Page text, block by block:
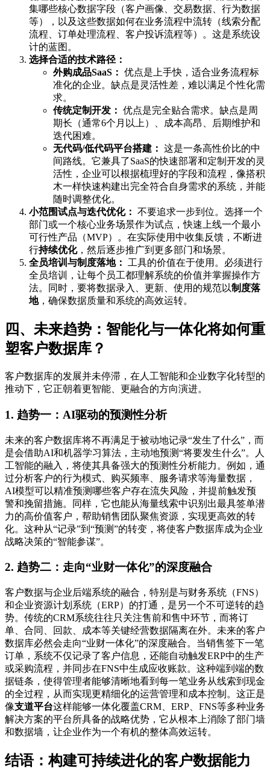
集哪些核心数据字段（客户画像、交易数据、行为数据
等），以及这些数据如何在业务流程中流转（线索分配
流程、订单处理流程、客户投诉流程等）。这是系统设
计的蓝图。
选择合适的技术路径：
外购成品SaaS： 优点是上手快，适合业务流程标
准化的企业。缺点是灵活性差，难以满足个性化需
求。
传统定制开发： 优点是完全贴合需求。缺点是周
期长（通常6个月以上）、成本高昂、后期维护和
迭代困难。
无代码/低代码平台搭建： 这是一条高性价比的中
间路线。它兼具了SaaS的快速部署和定制开发的灵
活性，企业可以根据梳理好的字段和流程，像搭积
木一样快速构建出完全符合自身需求的系统，并能
随时调整优化。
小范围试点与迭代优化： 不要追求一步到位。选择一个
部门或一个核心业务场景作为试点，快速上线一个最小
可行性产品（MVP）。在实际使用中收集反馈，不断进
行持续优化，然后逐步推广到更多部门和场景。
全员培训与制度落地：
工具的价值在于使用。必须进行
全员培训，让每个员工都理解系统的价值并掌握操作方
法。同时，要将数据录入、更新、使用的规范以制度落
地，确保数据质量和系统的高效运转。
四、未来趋势：智能化与一体化将如何重
塑客户数据库？
客户数据库的发展并未停滞，在人工智能和企业数字化转型的
推动下，它正朝着更智能、更融合的方向演进。
1. 趋势一：AI驱动的预测性分析
未来的客户数据库将不再满足于被动地记录“发生了什么”，而
是会借助AI和机器学习算法，主动地预测“将要发生什么”。人
工智能的融入，将使其具备强大的预测性分析能力。例如，通
过分析客户的行为模式、购买频率、服务请求等海量数据，
AI模型可以精准预测哪些客户存在流失风险，并提前触发预
警和挽留措施。同样，它也能从海量线索中识别出最具签单潜
力的高价值客户，帮助销售团队聚焦资源，实现更高效的转
化。这种从“记录”到“预测”的转变，将使客户数据库成为企业
战略决策的“智能参谋”。
2. 趋势二：走向“业财一体化”的深度融合
客户数据与企业后端系统的融合，特别是与财务系统（FNS）
和企业资源计划系统（ERP）的打通，是另一个不可逆转的趋
势。传统的CRM系统往往只关注售前和售中环节，而将订
单、合同、回款、成本等关键经营数据隔离在外。未来的客户
数据库必然会走向“业财一体化”的深度融合。当销售签下一笔
订单，系统不仅记录了客户信息，还能自动触发ERP中的生产
或采购流程，并同步在FNS中生成应收账款。这种端到端的数
据链条，使得管理者能够清晰地看到每一笔业务从线索到现金
的全过程，从而实现更精细化的运营管理和成本控制。这正是
像支道平台这样能够一体化覆盖CRM、ERP、FNS等多种业务
解决方案的平台所具备的战略优势，它从根本上消除了部门墙
和数据墙，让企业作为一个有机的整体高效运转。
结语：构建可持续进化的客户数据能力